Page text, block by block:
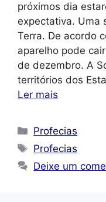
próximos dia
expectativa. Uma
Terra. De acordo
aparelho pode
de dezembro. A
territórios dos
Ler mais
Categorias
Profecias
Tags
Profecias
Deixe um